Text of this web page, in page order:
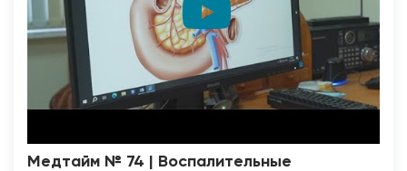
Медтайм № 74 | Воспалительные